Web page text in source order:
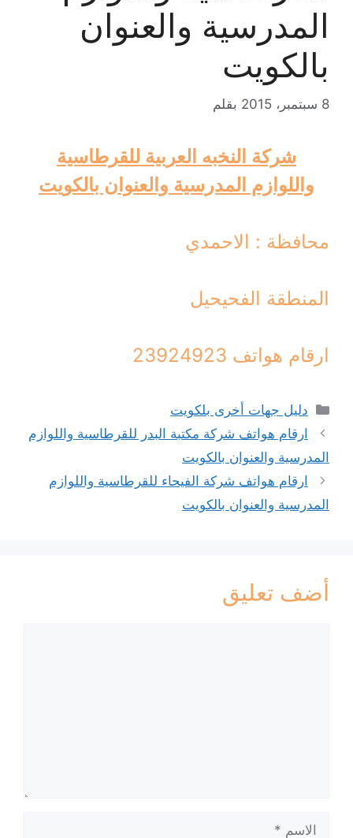
المدرسية والعنوان
بالكويت
8 سبتمبر، 2015 بقلم
شركة النخبه العربية للقرطاسية
واللوازم المدرسية والعنوان بالكويت
محافظة : الاحمدي
المنطقة الفحيحيل
ارقام هواتف 23924923
التصنيفات
دليل جهات أخرى بلكويت
ارقام هواتف شركة مكتبة البدر للقرطاسية واللوازم
المدرسية والعنوان بالكويت
ارقام هواتف شركة الفيحاء للقرطاسية واللوازم
المدرسية والعنوان بالكويت
أضف تعليق